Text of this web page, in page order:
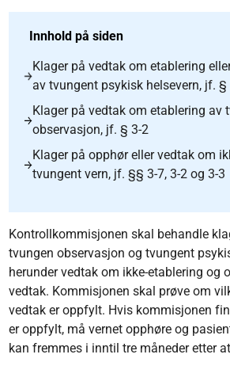
Innhold på siden
Klager på vedtak om etablering
av tvungent psykisk helsevern, jf. §
Klager på vedtak om etablering av
observasjon, jf. § 3-2
Klager på opphør eller vedtak om
tvungent vern, jf. §§ 3-7, 3-2 og 3-3
Kontrollkommisjonen skal behandle
tvungen observasjon og tvungent
herunder vedtak om ikke-etablering og
vedtak. Kommisjonen skal prøve om
vedtak er oppfylt. Hvis kommisjonen
er oppfylt, må vernet opphøre og
kan fremmes i inntil tre måneder etter